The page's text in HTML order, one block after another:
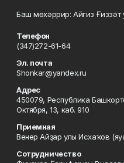
Баш мөхәррир: Айгиз Ғиззәт
Телефон
(347)272-61-64
Эл. почта
Shonkar@yandex.ru
Адрес
450079, Республика
Октября, 13, каб. 910
Приемная
Венер Айҙар улы Исхаҡов
Сотрудничество